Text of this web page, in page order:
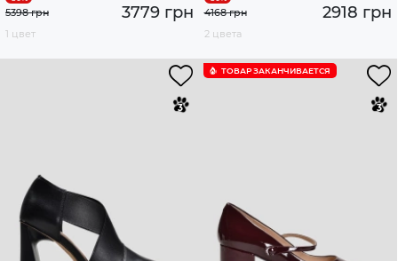
3779 грн
5398 грн
1 цвет
2918 грн
4168 грн
2 цвета
ТОВАР ЗАКАНЧИВАЕТСЯ